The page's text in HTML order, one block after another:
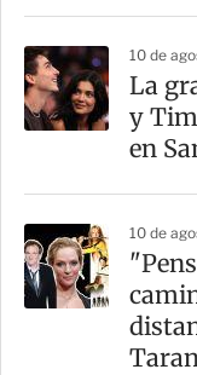
10 de
La
y
en
10 de